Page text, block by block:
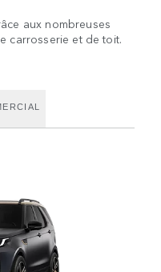
aux nombreuses
carrosserie et de toit.